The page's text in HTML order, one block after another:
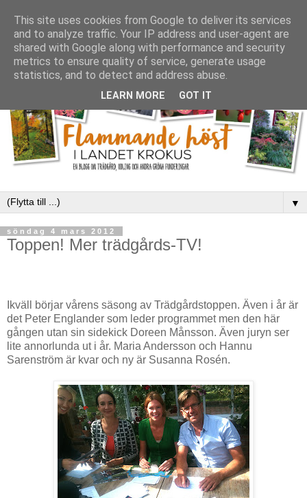
▼
söndag 4 mars 2012
Toppen! Mer trädgårds-TV!
Ikväll börjar vårens säsong av Trädgårdstoppen. Även i år är
det Peter Englander som leder programmet men den här
gången utan sin sidekick Doreen Månsson. Även juryn ser
lite annorlunda ut i år. Maria Andersson och Hannu
Sarenström är kvar och ny är Susanna Rosén.
This site uses cookies from Google to deliver its services
and to analyze traffic. Your IP address and user-agent are
shared with Google along with performance and security
metrics to ensure quality of service, generate usage
statistics, and to detect and address abuse.
LEARN MORE GOT IT